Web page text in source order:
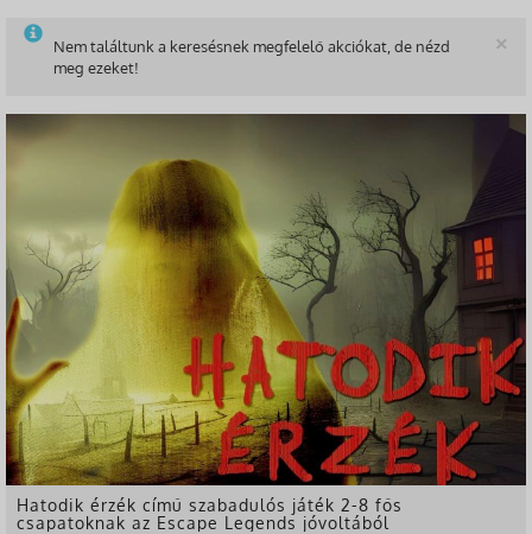
×
Nem találtunk a keresésnek megfelelő akciókat, de nézd
meg ezeket!
Hatodik érzék című szabadulós játék 2-8 fős
csapatoknak az Escape Legends jóvoltából